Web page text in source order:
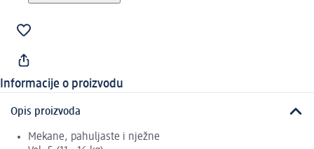
Informacije o proizvodu
Opis proizvoda
Mekane, pahuljaste i nježne